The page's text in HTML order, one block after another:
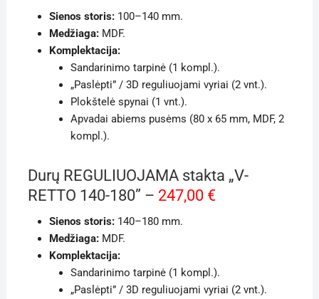
Sienos storis:100–140 mm.
Medžiaga:MDF.
Komplektacija:
Sandarinimo tarpinė (1 kompl.).
„Paslėpti” / 3D reguliuojami vyriai (2 vnt.).
Plokštelė spynai (1 vnt.).
Apvadai abiems pusėms (80 x 65 mm, MDF, 2
kompl.).
Durų REGULIUOJAMA stakta „V-
RETTO 140-180” – 247,00 €
Sienos storis:140–180 mm.
Medžiaga:MDF.
Komplektacija:
Sandarinimo tarpinė (1 kompl.).
„Paslėpti” / 3D reguliuojami vyriai (2 vnt.).